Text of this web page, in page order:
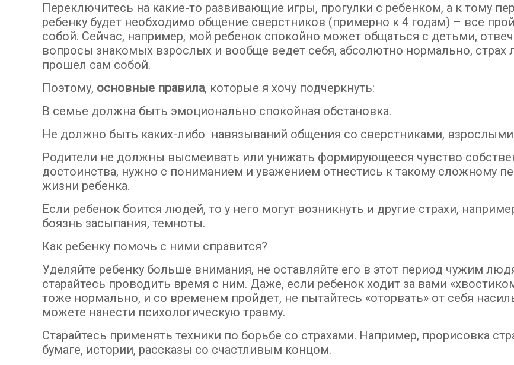
Переключитесь на какие-то развивающие игры, прогулки с ребенком, а к тому
ребенку будет необходимо общение сверстников (примерно к 4 годам) – все
собой. Сейчас, например, мой ребенок спокойно может общаться с детьми,
вопросы знакомых взрослых и вообще ведет себя, абсолютно нормально, страх
прошел сам собой.
Поэтому, основные правила, которые я хочу подчеркнуть:
В семье должна быть эмоционально спокойная обстановка.
Не должно быть каких-либо навязываний общения со сверстниками,
Родители не должны высмеивать или унижать формирующееся чувство
достоинства, нужно с пониманием и уважением отнестись к такому сложному
жизни ребенка.
Если ребенок боится людей, то у него могут возникнуть и другие страхи,
боязнь засыпания, темноты.
Как ребенку помочь с ними справится?
Уделяйте ребенку больше внимания, не оставляйте его в этот период чужим
старайтесь проводить время с ним. Даже, если ребенок ходит за вами
тоже нормально, и со временем пройдет, не пытайтесь «оторвать» от себя
можете нанести психологическую травму.
Старайтесь применять техники по борьбе со страхами. Например, прорисовка
бумаге, истории, рассказы со счастливым концом.